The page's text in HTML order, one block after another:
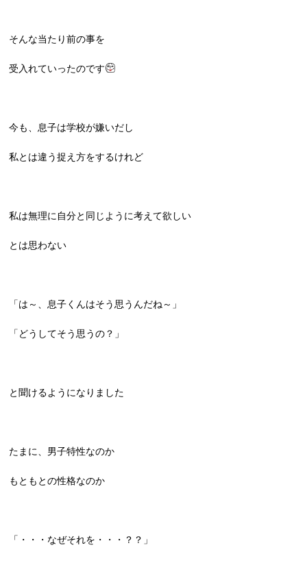
そんな当たり前の事を
受入れていったのです
今も、息子は学校が嫌いだし
私とは違う捉え方をするけれど
私は無理に自分と同じように考えて欲しい
とは思わない
「は～、息子くんはそう思うんだね～」
「どうしてそう思うの？」
と聞けるようになりました
たまに、男子特性なのか
もともとの性格なのか
「・・・なぜそれを・・・？？」